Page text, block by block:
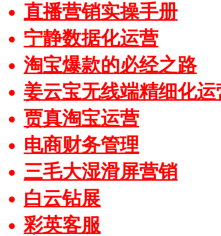
直播营销实操手册
宁静数据化运营
淘宝爆款的必经之路
姜云宝无线端精细化运
贾真淘宝运营
电商财务管理
三毛大湿滑屏营销
白云钻展
彩英客服